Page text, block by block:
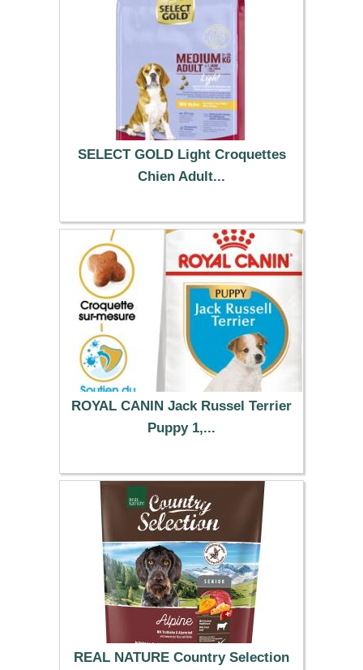
SELECT GOLD Light Croquettes
Chien Adult...
53.99 €
ROYAL CANIN Jack Russel Terrier
Puppy 1,...
22.49 €
REAL NATURE Country Selection